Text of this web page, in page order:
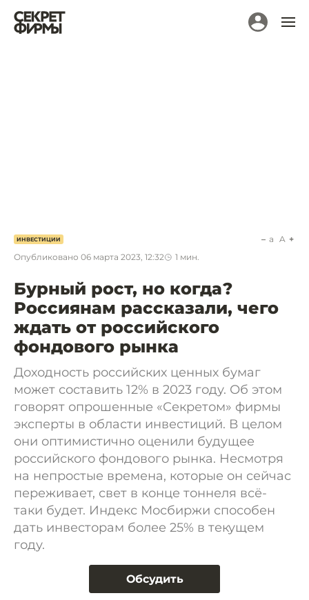
ИНВЕСТИЦИИ
Опубликовано 06 марта 2023, 12:32 1 мин.
a A
Бурный рост, но когда?
Россиянам рассказали, чего
ждать от российского
фондового рынка
Доходность российских ценных бумаг
может составить 12% в 2023 году. Об этом
говорят опрошенные «Секретом» фирмы
эксперты в области инвестиций. В целом
они оптимистично оценили будущее
российского фондового рынка. Несмотря
на непростые времена, которые он сейчас
переживает, свет в конце тоннеля всё-
таки будет. Индекс Мосбиржи способен
дать инвесторам более 25% в текущем
году.
Обсудить